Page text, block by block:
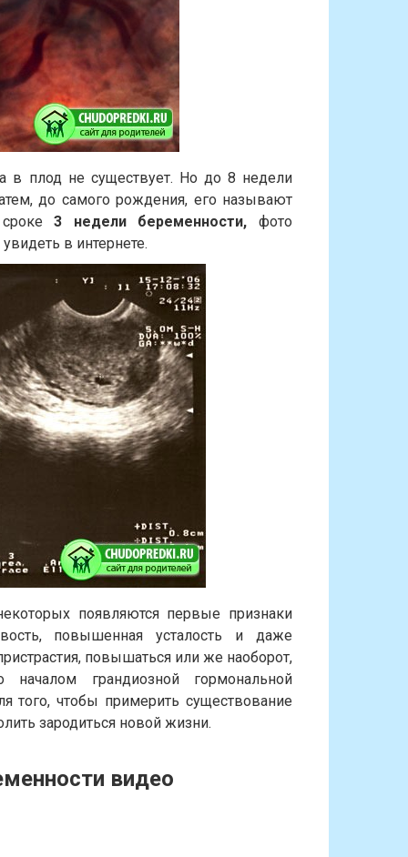
в плод не существует. Но до 8 недели
до самого рождения, его называют
сроке3 недели беременности, фото
в интернете.
появляются первые признаки
повышенная усталость и даже
повышаться или же наоборот,
началом грандиозной гормональной
того, чтобы примерить существование
зародиться новой жизни.
видео